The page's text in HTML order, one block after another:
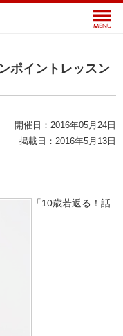
ポイントレッスン
開催日：2016年05月24日
掲載日：2016年5月13日
「10歳若返る！話